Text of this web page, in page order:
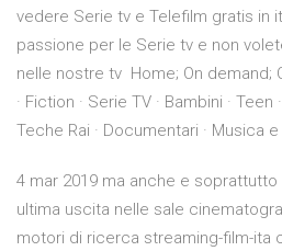
vedere Serie tv e Telefilm gratis in
passione per le Serie tv e non
nelle nostre tv Home; On demand;
· Fiction · Serie TV · Bambini · Teen
Teche Rai · Documentari · Musica
4 mar 2019 ma anche e
ultima uscita nelle sale
motori di ricerca streaming-film-ita